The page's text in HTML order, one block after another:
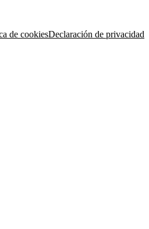
de cookiesDeclaración de privacidad